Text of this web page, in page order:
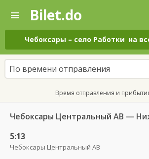
—
Поиск
и
покупка
билетов
на
автобус
онлайн
Bilet.do
Чебоксары – село Работки на
По времени отправления
Время отправления и
5:13
Чебоксары Центральный АВ